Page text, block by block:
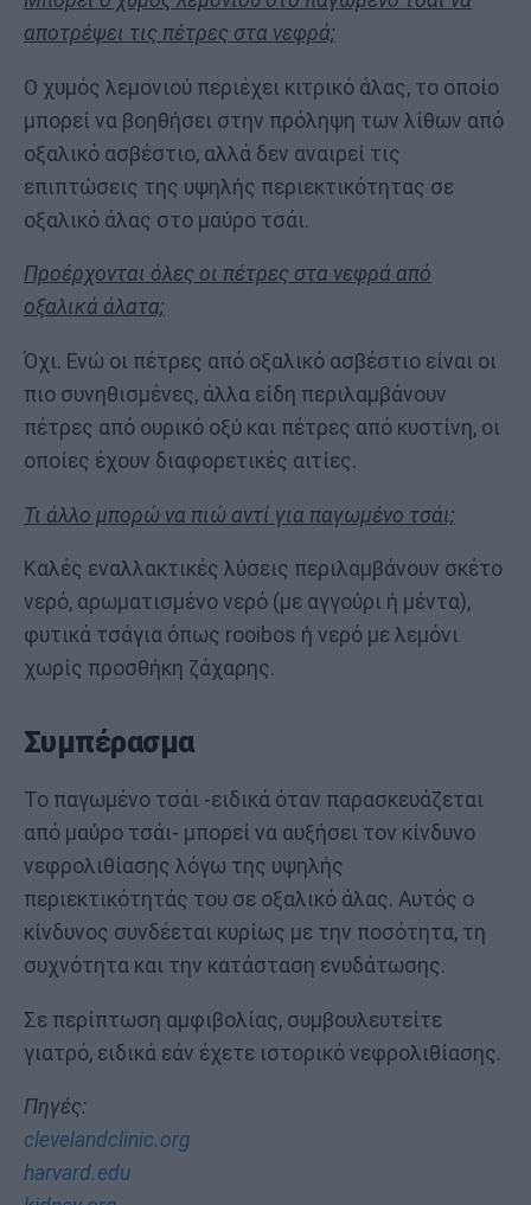
αποτρέψει τις πέτρες στα νεφρά;
Ο χυμός λεμονιού περιέχει κιτρικό άλας, το οποίο
μπορεί να βοηθήσει στην πρόληψη των λίθων από
οξαλικό ασβέστιο, αλλά δεν αναιρεί τις
επιπτώσεις της υψηλής περιεκτικότητας σε
οξαλικό άλας στο μαύρο τσάι.
Προέρχονται όλες οι πέτρες στα νεφρά από
οξαλικά άλατα;
Όχι. Ενώ οι πέτρες από οξαλικό ασβέστιο είναι οι
πιο συνηθισμένες, άλλα είδη περιλαμβάνουν
πέτρες από ουρικό οξύ και πέτρες από κυστίνη, οι
οποίες έχουν διαφορετικές αιτίες.
Τι άλλο μπορώ να πιώ αντί για παγωμένο τσάι;
Καλές εναλλακτικές λύσεις περιλαμβάνουν σκέτο
νερό, αρωματισμένο νερό (με αγγούρι ή μέντα),
φυτικά τσάγια όπως rooibos ή νερό με λεμόνι
χωρίς προσθήκη ζάχαρης.
Συμπέρασμα
Το παγωμένο τσάι -ειδικά όταν παρασκευάζεται
από μαύρο τσάι- μπορεί να αυξήσει τον κίνδυνο
νεφρολιθίασης λόγω της υψηλής
περιεκτικότητάς του σε οξαλικό άλας. Αυτός ο
κίνδυνος συνδέεται κυρίως με την ποσότητα, τη
συχνότητα και την κατάσταση ενυδάτωσης.
Σε περίπτωση αμφιβολίας, συμβουλευτείτε
γιατρό, ειδικά εάν έχετε ιστορικό νεφρολιθίασης.
Πηγές:
clevelandclinic.org
harvard.edu